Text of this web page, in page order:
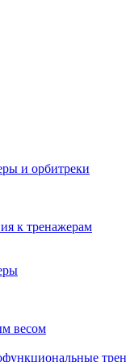
и орбитреки
к тренажерам
весом